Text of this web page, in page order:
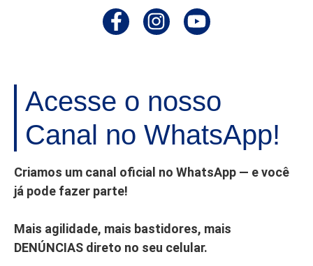
Acesse o nosso
Canal no WhatsApp!
Criamos um canal oficial no WhatsApp — e você
já pode fazer parte!
Mais agilidade, mais bastidores, mais
DENÚNCIAS direto no seu celular.